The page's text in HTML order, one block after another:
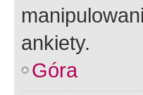
ankiety.
Góra